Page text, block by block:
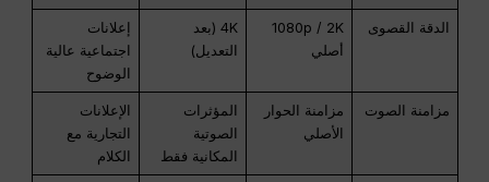
الدقة القصوى
1080p / 2K
أصلي
4K (بعد
التعديل)
إعلانات
اجتماعية عالية
الوضوح
مزامنة الصوت
مزامنة الحوار
الأصلي
المؤثرات
الصوتية
المكانية فقط
الإعلانات
التجارية مع
الكلام